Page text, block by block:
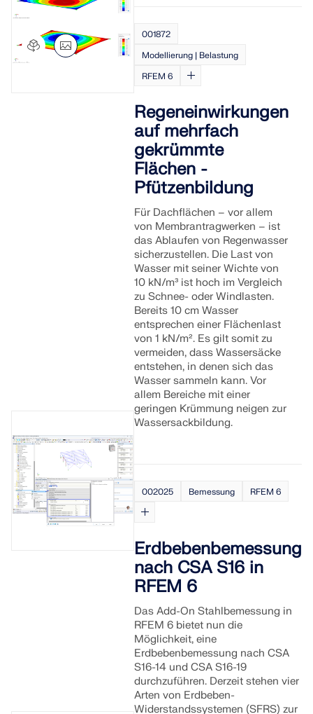
001872
Modellierung | Belastung
RFEM 6
Regeneinwirkungen
auf mehrfach
gekrümmte
Flächen -
Pfützenbildung
Für Dachflächen – vor allem
von Membrantragwerken – ist
das Ablaufen von Regenwasser
sicherzustellen. Die Last von
Wasser mit seiner Wichte von
10 kN/m³ ist hoch im Vergleich
zu Schnee- oder Windlasten.
Bereits 10 cm Wasser
entsprechen einer Flächenlast
von 1 kN/m². Es gilt somit zu
vermeiden, dass Wassersäcke
entstehen, in denen sich das
Wasser sammeln kann. Vor
allem Bereiche mit einer
geringen Krümmung neigen zur
Wassersackbildung.
002025 Bemessung RFEM 6
Erdbebenbemessung
nach CSA S16 in
RFEM 6
Das Add-On Stahlbemessung in
RFEM 6 bietet nun die
Möglichkeit, eine
Erdbebenbemessung nach CSA
S16-14 und CSA S16-19
durchzuführen. Derzeit stehen vier
Arten von Erdbeben-
Widerstandssystemen (SFRS) zur